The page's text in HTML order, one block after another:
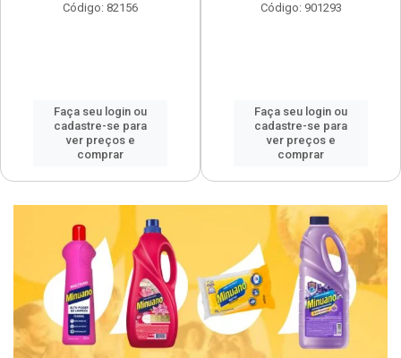
Código: 82156
Faça seu login ou
cadastre-se para
ver preços e
comprar
Código: 901293
Faça seu login ou
cadastre-se para
ver preços e
comprar